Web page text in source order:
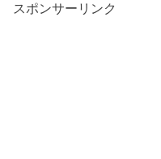
スポンサーリンク